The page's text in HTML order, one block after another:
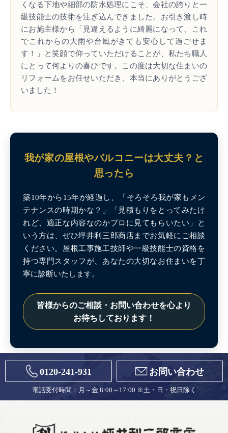
くなる下地や細部の防水処理にこそ、会社の誇りと一
級技能士の技術を注ぎ込んできました。お引き渡し時
にお施主様から「見違えるように綺麗になって、これ
でこれからの大雨や台風がきても安心して過ごせま
す！」と笑顔で仰っていただけることが、私たち職人
にとって何よりの喜びです。この度は大切な住まいの
リフォームをお任せいただき、本当にありがとうござ
いました！
我が家の屋根やバルコニーは大丈夫？と
思ったら
築10年から15年が経過し、「そろそろ我が家もメン
テナンスの時期かな？」「見積もりをとってみたけ
れど、適正な内容なのかプロに見てもらいたい」と
いう方は、ぜひ坪井利三郎商店までお気軽にご相談
ください。屋根工事施工技師や一級技能士の資格を
持つ専門スタッフが、あなたの大切なお住まいを丁
寧に診断いたします。
皆様からのご相談・お問い合わせを心より
お待ちしております！
0120-241-931 お問い合わせ
電話受付時間：月～金 8:00～17:00 ※土・日・祝日除く